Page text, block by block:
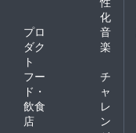
化
プロ
ダク
ト
音
楽
フー
ド・
飲食
店
チ
ャ
レ
ン